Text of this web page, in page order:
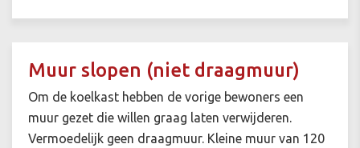
Muur slopen (niet draagmuur)
Om de koelkast hebben de vorige bewoners een
muur gezet die willen graag laten verwijderen.
Vermoedelijk geen draagmuur. Kleine muur van 120